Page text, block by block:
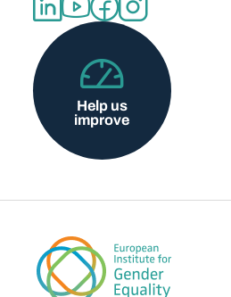
Help us
improve